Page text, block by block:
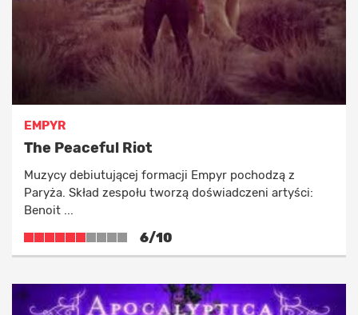
EMPYR
The Peaceful Riot
Muzycy debiutującej formacji Empyr pochodzą z
Paryża. Skład zespołu tworzą doświadczeni artyści:
Benoit ...
6/10